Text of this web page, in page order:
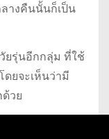
างคืนนั้นก็เป็น
ยรุ่นอีกกลุ่ม ที่ใช้
ยจะเห็นว่ามี
วย